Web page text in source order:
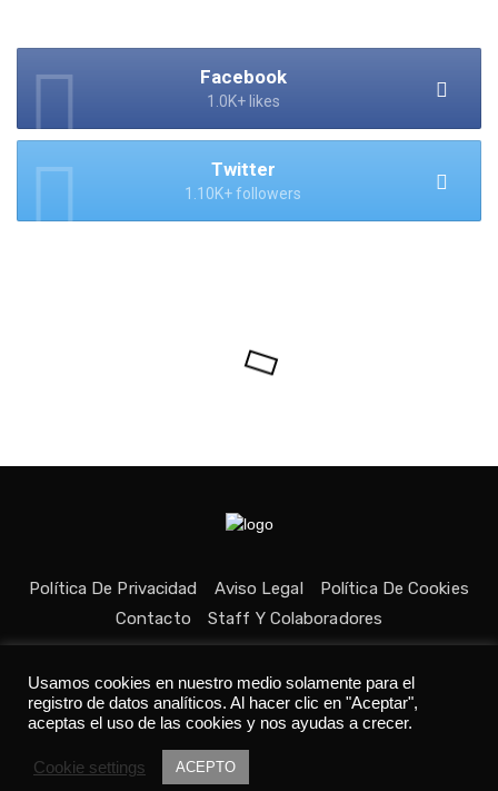
Facebook
1.0K+ likes
Twitter
1.10K+ followers
Política De Privacidad Aviso Legal
Política De Cookies
Contacto
Staff Y Colaboradores
Asturias. 👨‍💻Desarrollado por
Usamos cookies en nuestro medio solamente para el
registro de datos analíticos. Al hacer clic en "Aceptar",
aceptas el uso de las cookies y nos ayudas a crecer.
Cookie settings ACEPTO